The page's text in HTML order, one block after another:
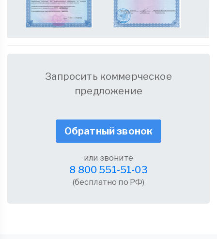
Запросить коммерческое
предложение
Обратный звонок
или звоните
8 800 551-51-03
(бесплатно по РФ)